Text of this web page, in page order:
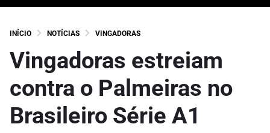
INÍCIO NOTÍCIAS VINGADORAS
Vingadoras estreiam
contra o Palmeiras no
Brasileiro Série A1